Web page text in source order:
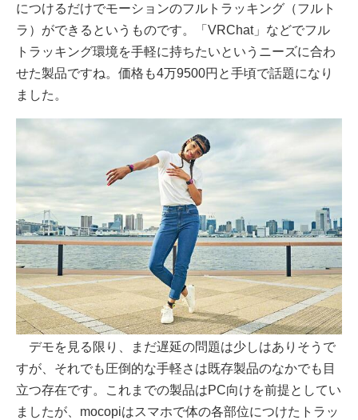
につけるだけでモーションのフルトラッキング（フルト
ラ）ができるというものです。「VRChat」などでフル
トラッキング環境を手軽に持ちたいというニーズに合わ
せた製品ですね。価格も4万9500円と手頃で話題になり
ました。
デモを見る限り、まだ遅延の問題は少しはありそうで
すが、それでも圧倒的な手軽さは既存製品のなかでも目
立つ存在です。これまでの製品はPC向けを前提としてい
ましたが、mocopiはスマホで体の各部位につけたトラッ